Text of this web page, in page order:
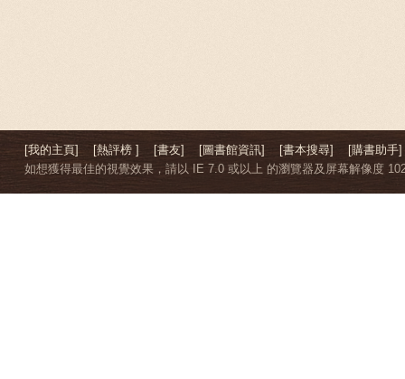
[我的主頁] [熱評榜 ] [書友] [圖書館資訊] [書本搜尋]
[購書助手]
如想獲得最佳的視覺效果，請以 IE 7.0 或以上 的瀏覽器及屏幕解像度